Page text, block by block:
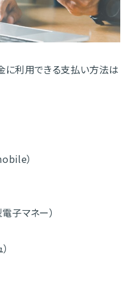
に利用できる支払い方法は
）
子マネー）